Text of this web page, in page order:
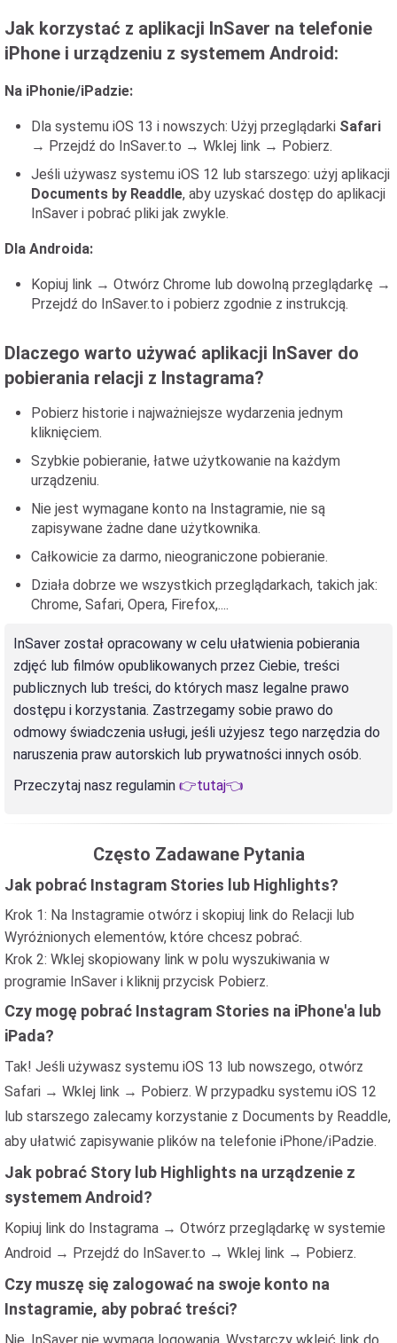
Jak korzystać z aplikacji InSaver na telefonie
iPhone i urządzeniu z systemem Android:
Na iPhonie/iPadzie:
Dla systemu iOS 13 i nowszych: Użyj przeglądarki Safari
→ Przejdź do InSaver.to → Wklej link → Pobierz.
Jeśli używasz systemu iOS 12 lub starszego: użyj aplikacji
Documents by Readdle, aby uzyskać dostęp do aplikacji
InSaver i pobrać pliki jak zwykle.
Dla Androida:
Kopiuj link → Otwórz Chrome lub dowolną przeglądarkę →
Przejdź do InSaver.to i pobierz zgodnie z instrukcją.
Dlaczego warto używać aplikacji InSaver do
pobierania relacji z Instagrama?
Pobierz historie i najważniejsze wydarzenia jednym
kliknięciem.
Szybkie pobieranie, łatwe użytkowanie na każdym
urządzeniu.
Nie jest wymagane konto na Instagramie, nie są
zapisywane żadne dane użytkownika.
Całkowicie za darmo, nieograniczone pobieranie.
Działa dobrze we wszystkich przeglądarkach, takich jak:
Chrome, Safari, Opera, Firefox,....
InSaver został opracowany w celu ułatwienia pobierania
zdjęć lub filmów opublikowanych przez Ciebie, treści
publicznych lub treści, do których masz legalne prawo
dostępu i korzystania. Zastrzegamy sobie prawo do
odmowy świadczenia usługi, jeśli użyjesz tego narzędzia do
naruszenia praw autorskich lub prywatności innych osób.
Przeczytaj nasz regulamin 👉tutaj👈
Często Zadawane Pytania
Jak pobrać Instagram Stories lub Highlights?
Krok 1: Na Instagramie otwórz i skopiuj link do Relacji lub
Wyróżnionych elementów, które chcesz pobrać.
Krok 2: Wklej skopiowany link w polu wyszukiwania w
programie InSaver i kliknij przycisk Pobierz.
Czy mogę pobrać Instagram Stories na iPhone'a lub
iPada?
Tak! Jeśli używasz systemu iOS 13 lub nowszego, otwórz
Safari → Wklej link → Pobierz. W przypadku systemu iOS 12
lub starszego zalecamy korzystanie z Documents by Readdle,
aby ułatwić zapisywanie plików na telefonie iPhone/iPadzie.
Jak pobrać Story lub Highlights na urządzenie z
systemem Android?
Kopiuj link do Instagrama → Otwórz przeglądarkę w systemie
Android → Przejdź do InSaver.to → Wklej link → Pobierz.
Czy muszę się zalogować na swoje konto na
Instagramie, aby pobrać treści?